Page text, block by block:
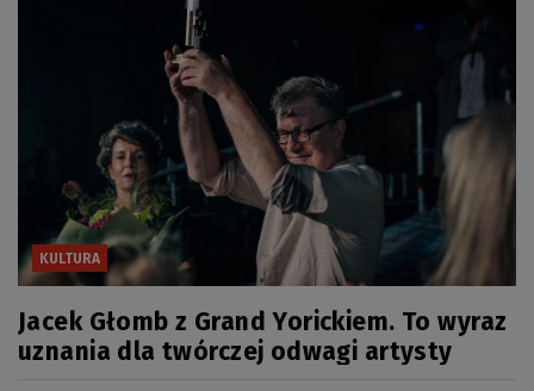
KULTURA
Jacek Głomb z Grand Yorickiem. To wyraz
uznania dla twórczej odwagi artysty